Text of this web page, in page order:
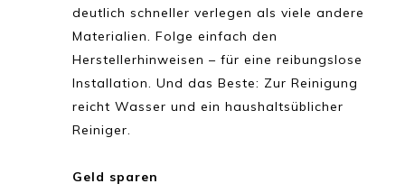
deutlich schneller verlegen als viele andere
Materialien. Folge einfach den
Herstellerhinweisen – für eine reibungslose
Installation. Und das Beste: Zur Reinigung
reicht Wasser und ein haushaltsüblicher
Reiniger.
Geld sparen